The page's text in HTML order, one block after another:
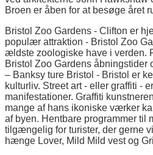
Broen er åben for at besøge året
Bristol Zoo Gardens - Clifton er
populær attraktion - Bristol Zoo
ældste zoologiske have i verden.
Bristol Zoo Gardens åbningstider
– Banksy ture Bristol - Bristol er
kulturliv. Street art - eller graffiti -
manifestationer. Graffiti
mange af hans ikoniske værker
af byen. Hentbare programmer til
tilgængelig for turister, der gerne
hænge Lover, Mild Mild vest og